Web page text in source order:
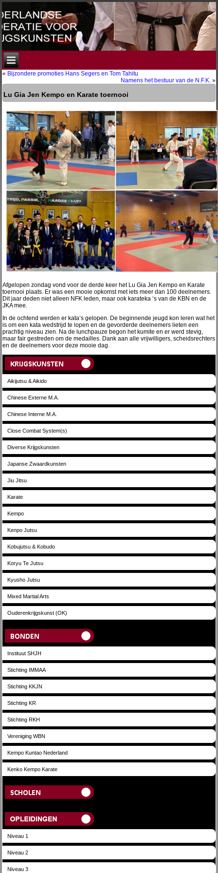
« Bijzondere promoties Hans Segers en Tom Tahitu
Namens het bestuur van de N.F.K.»
Lu Gia Jen Kempo en Karate toernooi
Afgelopen zondag vond voor de derde keer het Lu Gia Jen Kempo en Karate
toernooi plaats. Er was een mooie opkomst met iets meer dan 100 deelnemers.
Dit jaar deden niet alleen NFK leden, maar ook karateka ‘s van de KBN en de
JKA mee.
In de ochtend werden er kata’s gelopen. De beginnende jeugd kon leren wat het
is om een kata wedstrijd te lopen en de gevorderde deelnemers lieten een
prachtig niveau zien. Na de lunchpauze begon het kumite en er werd stevig,
maar fair gestreden om de medailles. Dank aan alle vrijwilligers, scheidsrechters
en de deelnemers voor deze mooie dag.
Aikijutsu & Aikido
Chinese Externe M.A.
Chinese Interne M.A.
Close Combat System(s)
Diverse Krijgskunsten
Japanse Zwaardkunsten
Jiu Jitsu
Karate
Kempo
Kenpo Jutsu
Kobujutsu & Kobudo
Koryu Te Jutsu
Kyusho Jutsu
Mixed Martial Arts
Ouderenkrijgskunst (OK)
Instituut SHJH
Stichting IMMAA
Stichting KKJN
Stichting KR
Stichting RKH
Vereniging WBN
Kempo Kuntao Nederland
Kenko Kempo Karate
Niveau 1
Niveau 2
Niveau 3